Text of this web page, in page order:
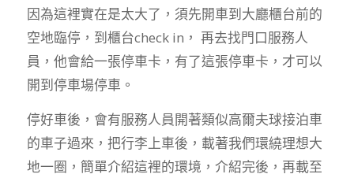
因為這裡實在是太大了，須先開車到大廳櫃台前的
空地臨停，到櫃台check in， 再去找門口服務人
員，他會給一張停車卡，有了這張停車卡，才可以
開到停車場停車。
停好車後，會有服務人員開著類似高爾夫球接泊車
的車子過來，把行李上車後，載著我們環繞理想大
地一圈，簡單介紹這裡的環境，介紹完後，再載至